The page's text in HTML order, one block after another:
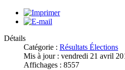
Détails
Catégorie : Résultats Élections
Mis à jour : vendredi 21 avril
Affichages : 8557